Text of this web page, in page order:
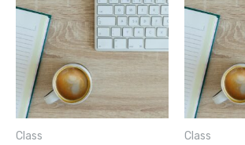
Class Class